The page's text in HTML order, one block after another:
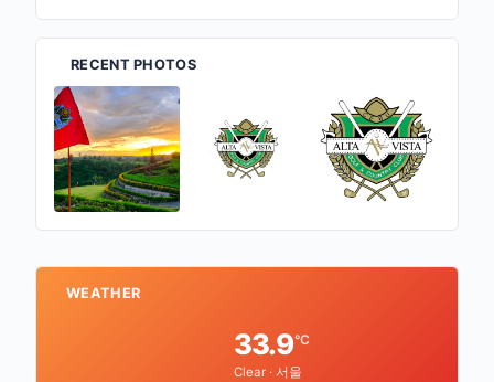
RECENT PHOTOS
WEATHER
33.9°C
Clear · 서울